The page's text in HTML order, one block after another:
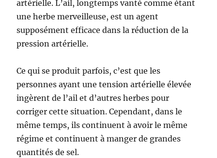
artérielle. L’ail, longtemps vanté comme étant
une herbe merveilleuse, est un agent
supposément efficace dans la réduction de la
pression artérielle.
Ce qui se produit parfois, c’est que les
personnes ayant une tension artérielle élevée
ingèrent de l’ail et d’autres herbes pour
corriger cette situation. Cependant, dans le
même temps, ils continuent à avoir le même
régime et continuent à manger de grandes
quantités de sel.